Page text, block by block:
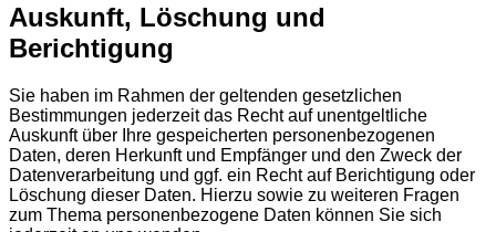
Auskunft, Löschung und
Berichtigung
Sie haben im Rahmen der geltenden gesetzlichen
Bestimmungen jederzeit das Recht auf unentgeltliche
Auskunft über Ihre gespeicherten personenbezogenen
Daten, deren Herkunft und Empfänger und den Zweck der
Datenverarbeitung und ggf. ein Recht auf Berichtigung oder
Löschung dieser Daten. Hierzu sowie zu weiteren Fragen
zum Thema personenbezogene Daten können Sie sich